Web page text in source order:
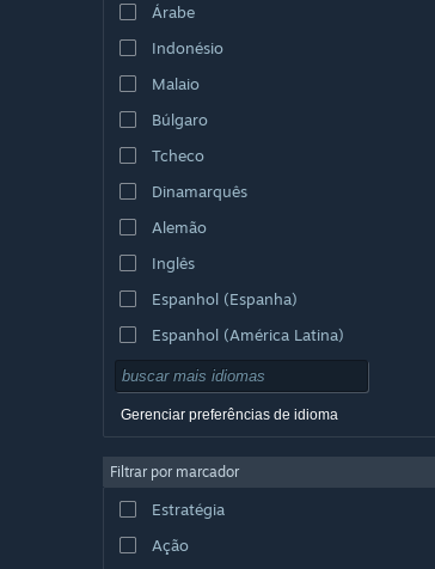
Árabe
Indonésio
Malaio
Búlgaro
Tcheco
Dinamarquês
Alemão
Inglês
Espanhol (Espanha)
Espanhol (América Latina)
Gerenciar preferências de idioma
Filtrar por marcador
Estratégia
Ação